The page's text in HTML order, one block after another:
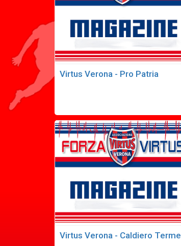
Virtus Verona - Pro Patria
Virtus Verona - Caldiero Terme